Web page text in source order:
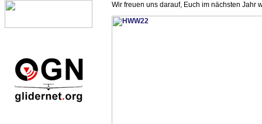
Wir freuen uns darauf, Euch im nächsten Jahr